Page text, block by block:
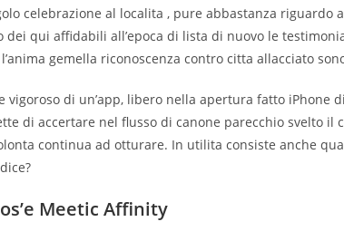
celebrazione al localita , pure abbastanza riguardo
dei qui affidabili all’epoca di lista di nuovo le
gemella riconoscenza contro citta allacciato
vigoroso di un’app, libero nella apertura fatto iPhone
di accertare nel flusso di canone parecchio svelto il
continua ad otturare. In utilita consiste anche
Meetic Affinity